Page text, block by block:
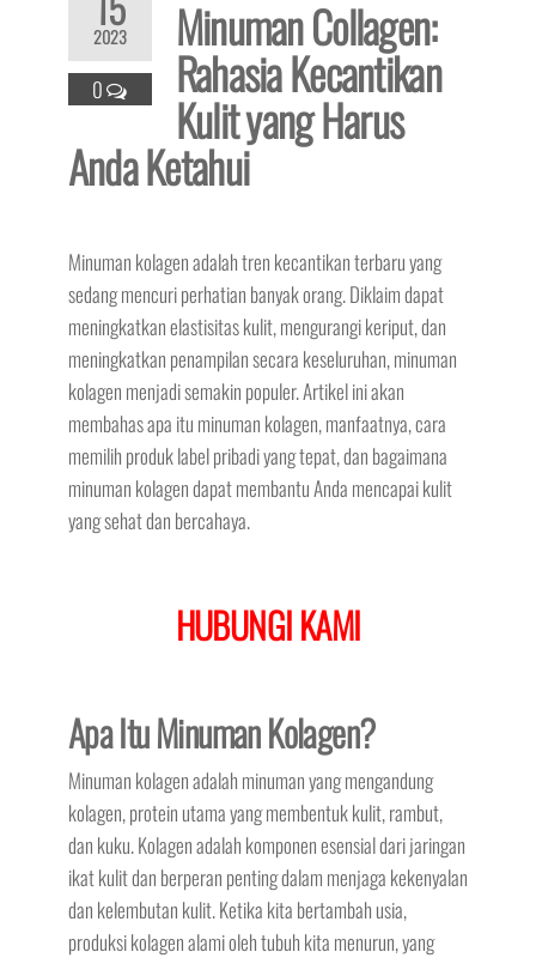
2023
0
Minuman Collagen:
Rahasia Kecantikan
Kulit yang Harus
Anda Ketahui
Minuman kolagen adalah tren kecantikan terbaru yang
sedang mencuri perhatian banyak orang. Diklaim dapat
meningkatkan elastisitas kulit, mengurangi keriput, dan
meningkatkan penampilan secara keseluruhan, minuman
kolagen menjadi semakin populer. Artikel ini akan
membahas apa itu minuman kolagen, manfaatnya, cara
memilih produk label pribadi yang tepat, dan bagaimana
minuman kolagen dapat membantu Anda mencapai kulit
yang sehat dan bercahaya.
HUBUNGI KAMI
Apa Itu Minuman Kolagen?
Minuman kolagen adalah minuman yang mengandung
kolagen, protein utama yang membentuk kulit, rambut,
dan kuku. Kolagen adalah komponen esensial dari jaringan
ikat kulit dan berperan penting dalam menjaga kekenyalan
dan kelembutan kulit. Ketika kita bertambah usia,
produksi kolagen alami oleh tubuh kita menurun, yang